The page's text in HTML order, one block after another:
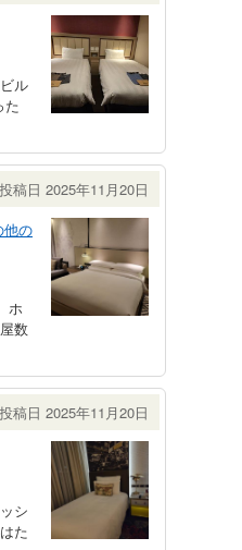
ル
た
投稿日 2025年11月20日
他の
ホ
数
投稿日 2025年11月20日
シ
た